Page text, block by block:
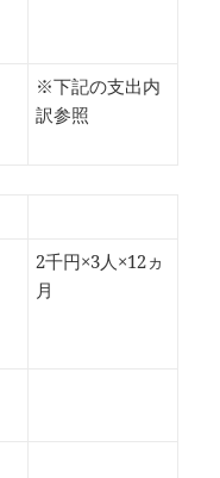
※下記の支出内
訳参照
2千円×3人×12ヵ
月